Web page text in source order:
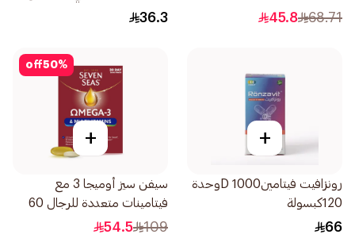
68.71
45.8
36.3
+
رونزافيت فيتامينD 1000وحدة
120كبسولة
66
50%
off
+
سيفن سيز أوميجا 3 مع
فيتامينات متعددة للرجال 60
كبسولة
109
54.5